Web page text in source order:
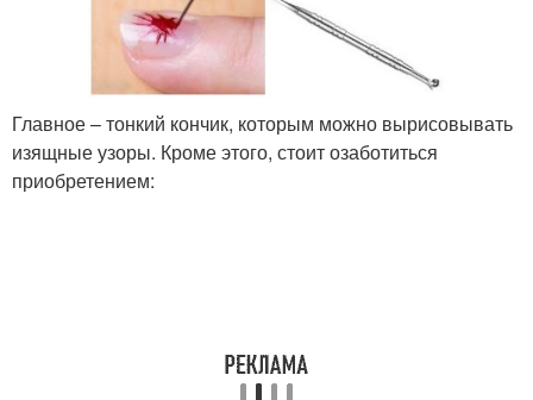
Главное – тонкий кончик, которым можно вырисовывать
изящные узоры. Кроме этого, стоит озаботиться
приобретением: